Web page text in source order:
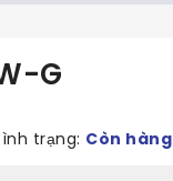
G
trạng: Còn hàng